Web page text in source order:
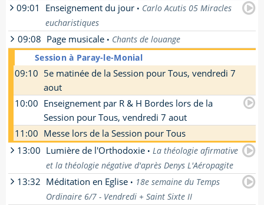
[En savoir plus]
1er mystère : L'Annonciation, 2ème mystère :
La Visitation, 3ème mystère : La Nativité,
4ème mystère : La Présentation de Jésus au
temple, 5ème mystère : Le Recouvrement.
09:01 Enseignement du jour • Carlo Acutis 05 Miracles
eucharistiques
parSoeur Beata-Véronique- La réécoute n'est
pas encore disponible pour cette émission.
Enseignement donné par soeur Beata-
Véronique, soeur apostolique de St Jean à
Semur-en-Brionnais
[En savoir plus
09:08 Page musicale • Chants de louange
Des chants pour louer le Seigneur !
Session à Paray-le-Monial
09:10 5e matinée de la Session pour Tous, vendredi 7
aout
10:00 Enseignement par R & H Bordes lors de la
Session pour Tous, vendredi 7 aout
11:00 Messe lors de la Session pour Tous
13:00 Lumière de l'Orthodoxie • La théologie afirmative
et la théologie négative d'après Denys L'Aéropagite
parBertrand Vergely- La réécoute n'est pas
encore disponible pour cette émission.
13:32 Méditation en Eglise • 18e semaine du Temps
Ordinaire 6/7 - Vendredi + Saint Sixte II